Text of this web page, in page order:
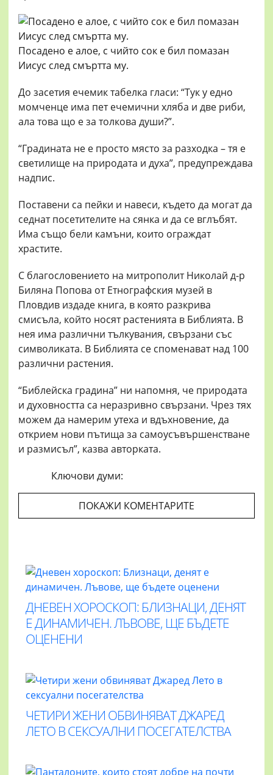
Посадено е алое, с чийто сок е бил помазан
Иисус след смъртта му.
До засетия ечемик табелка гласи: “Тук у едно
момченце има пет ечемични хляба и две риби,
ала това що е за толкова души?”.
“Градината не е просто място за разходка – тя е
светилище на природата и духа”, предупреждава
надпис.
Поставени са пейки и навеси, където да могат да
седнат посетителите на сянка и да се вглъбят.
Има също бели камъни, които ограждат
храстите.
С благословението на митрополит Николай д-р
Биляна Попова от Етнографския музей в
Пловдив издаде книга, в която разкрива
смисъла, който носят растенията в Библията. В
нея има различни тълкувания, свързани със
символиката. В Библията се споменават над 100
различни растения.
“Библейска градина” ни напомня, че природата
и духовността са неразривно свързани. Чрез тях
можем да намерим утеха и вдъхновение, да
открием нови пътища за самоусъвършенстване
и размисъл”, казва авторката.
Ключови думи:
ПОКАЖИ КОМЕНТАРИТЕ
ДНЕВЕН ХОРОСКОП: БЛИЗНАЦИ, ДЕНЯТ
Е ДИНАМИЧЕН. ЛЪВОВЕ, ЩЕ БЪДЕТЕ
ОЦЕНЕНИ
ЧЕТИРИ ЖЕНИ ОБВИНЯВАТ ДЖАРЕД
ЛЕТО В СЕКСУАЛНИ ПОСЕГАТЕЛСТВА